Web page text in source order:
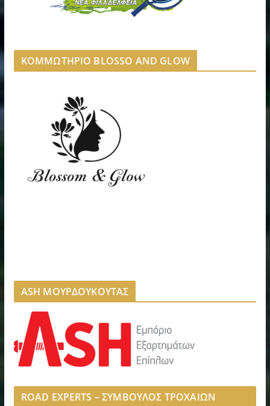
ΚΟΜΜΩΤΗΡΙΟ BLOSSO AND GLOW
ASH ΜΟΥΡΔΟΥΚΟΥΤΑΣ
ROAD EXPERTS – ΣΥΜΒΟΥΛΟΣ ΤΡΟΧΑΙΩΝ